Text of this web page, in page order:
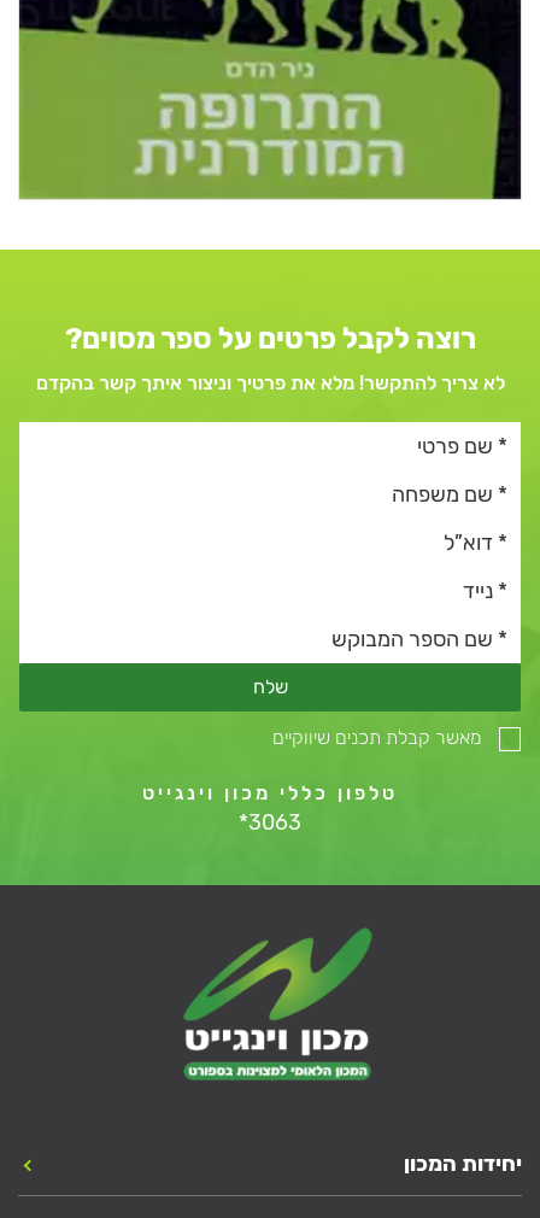
רוצה לקבל פרטים על ספר מסוים?
לא צריך להתקשר! מלא את פרטיך וניצור איתך קשר בהקדם
שלח
מאשר קבלת תכנים שיווקיים
טלפון כללי מכון וינגייט
*3063
יחידות המכון